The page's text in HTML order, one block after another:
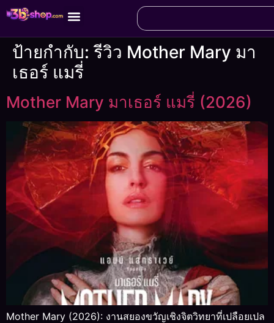
ป้ายกำกับ:รีวิว Mother Mary มา
เธอร์ แมรี่
Mother Mary มาเธอร์ แมรี่ (2026)
Mother Mary (2026): งานสยองขวัญเชิงจิตวิทยาที่เปลือยเปล